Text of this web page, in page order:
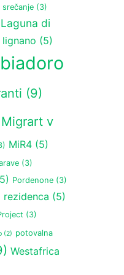
srečanje(3)
Laguna di
lignano (5)
(9)
Migrart v
MiR4(5)
(3)
Pordenone(3)
rezidenca (5)
(3)
(2) potovalna
Westafrica